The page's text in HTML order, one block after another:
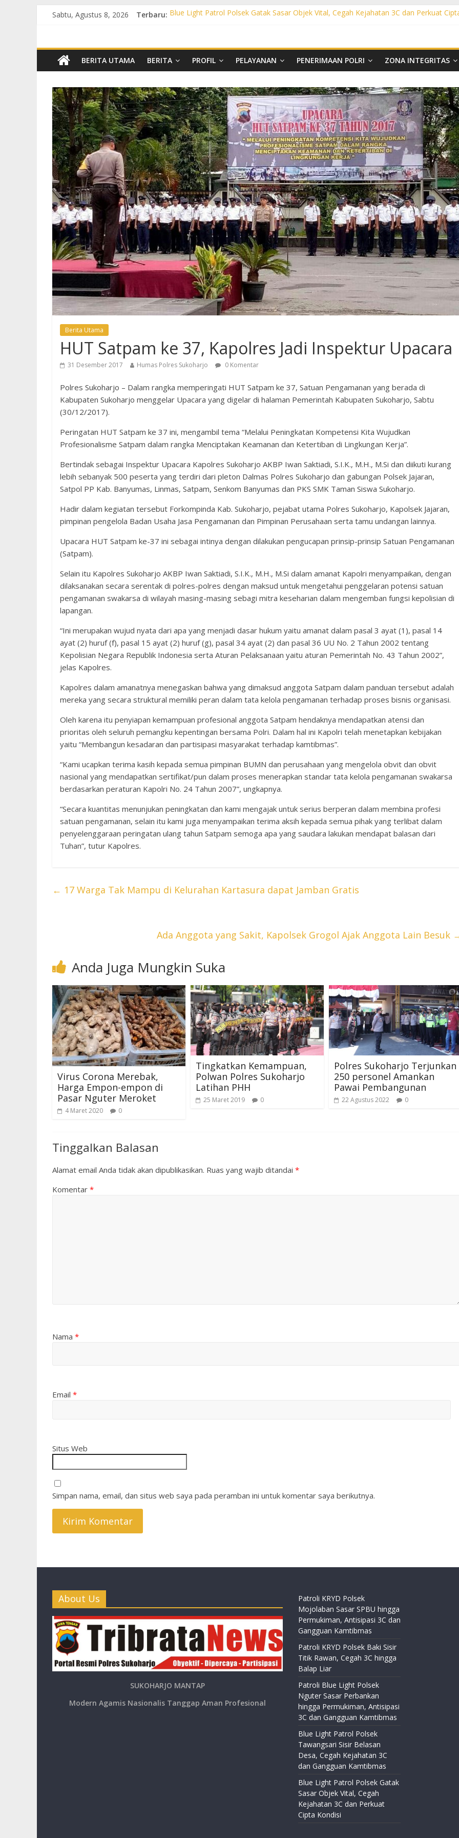
Sabtu, Agustus 8, 2026 Terbaru: Blue Light Patrol Polsek Gatak Sasar Objek Vital, Cegah Kejahatan 3C dan Perkuat
Patroli Blue Light Polsek Nguter Sasar Perbankan hingga Permukiman, Antisipasi 3C
Blue Light Patrol Polsek Tawangsari Sisir Belasan Desa, Cegah Kejahatan 3C dan
BERITA UTAMA BERITA PROFIL PELAYANAN PENERIMAAN POLRI ZONA INTEGRITAS
Berita Utama
HUT Satpam ke 37, Kapolres Jadi Inspektur Upacara
31 Desember 2017 Humas Polres Sukoharjo 0 Komentar
Polres Sukoharjo – Dalam rangka memperingati HUT Satpam ke 37, Satuan Pengamanan yang berada di
Kabupaten Sukoharjo menggelar Upacara yang digelar di halaman Pemerintah Kabupaten Sukoharjo, Sabtu
(30/12/2017).
Peringatan HUT Satpam ke 37 ini, mengambil tema “Melalui Peningkatan Kompetensi Kita Wujudkan
Profesionalisme Satpam dalam rangka Menciptakan Keamanan dan Ketertiban di Lingkungan Kerja”.
Bertindak sebagai Inspektur Upacara Kapolres Sukoharjo AKBP Iwan Saktiadi, S.I.K., M.H., M.Si dan diikuti kurang
lebih sebanyak 500 peserta yang terdiri dari pleton Dalmas Polres Sukoharjo dan gabungan Polsek Jajaran,
Satpol PP Kab. Banyumas, Linmas, Satpam, Senkom Banyumas dan PKS SMK Taman Siswa Sukoharjo.
Hadir dalam kegiatan tersebut Forkompinda Kab. Sukoharjo, pejabat utama Polres Sukoharjo, Kapolsek Jajaran,
pimpinan pengelola Badan Usaha Jasa Pengamanan dan Pimpinan Perusahaan serta tamu undangan lainnya.
Upacara HUT Satpam ke-37 ini sebagai intinya dengan dilakukan pengucapan prinsip-prinsip Satuan Pengamanan
(Satpam).
Selain itu Kapolres Sukoharjo AKBP Iwan Saktiadi, S.I.K., M.H., M.Si dalam amanat Kapolri menyampaikan, dengan
dilaksanakan secara serentak di polres-polres dengan maksud untuk mengetahui penggelaran potensi satuan
pengamanan swakarsa di wilayah masing-masing sebagi mitra keseharian dalam mengemban fungsi kepolisian di
lapangan.
“Ini merupakan wujud nyata dari apa yang menjadi dasar hukum yaitu amanat dalam pasal 3 ayat (1), pasal 14
ayat (2) huruf (f), pasal 15 ayat (2) huruf (g), pasal 34 ayat (2) dan pasal 36 UU No. 2 Tahun 2002 tentang
Kepolisian Negara Republik Indonesia serta Aturan Pelaksanaan yaitu aturan Pemerintah No. 43 Tahun 2002”,
jelas Kapolres.
Kapolres dalam amanatnya menegaskan bahwa yang dimaksud anggota Satpam dalam panduan tersebut adalah
mereka yang secara struktural memiliki peran dalam tata kelola pengamanan terhadap proses bisnis organisasi.
Oleh karena itu penyiapan kemampuan profesional anggota Satpam hendaknya mendapatkan atensi dan
prioritas oleh seluruh pemangku kepentingan bersama Polri. Dalam hal ini Kapolri telah menetapkan kebijakan
yaitu “Membangun kesadaran dan partisipasi masyarakat terhadap kamtibmas”.
“Kami ucapkan terima kasih kepada semua pimpinan BUMN dan perusahaan yang mengelola obvit dan obvit
nasional yang mendapatkan sertifikat/pun dalam proses menerapkan standar tata kelola pengamanan swakarsa
berdasarkan peraturan Kapolri No. 24 Tahun 2007”, ungkapnya.
“Secara kuantitas menunjukan peningkatan dan kami mengajak untuk serius berperan dalam membina profesi
satuan pengamanan, selain itu kami juga menyampaikan terima aksih kepada semua pihak yang terlibat dalam
penyelenggaraan peringatan ulang tahun Satpam semoga apa yang saudara lakukan mendapat balasan dari
Tuhan”, tutur Kapolres.
← 17 Warga Tak Mampu di Kelurahan Kartasura dapat Jamban Gratis
Ada Anggota yang Sakit, Kapolsek Grogol Ajak Anggota Lain Besuk
Anda Juga Mungkin Suka
Virus Corona Merebak,
Harga Empon-empon di
Pasar Nguter Meroket
4 Maret 2020 0
Tingkatkan Kemampuan,
Polwan Polres Sukoharjo
Latihan PHH
25 Maret 2019 0
Polres Sukoharjo Terjunkan
250 personel Amankan
Pawai Pembangunan
22 Agustus 2022 0
Tinggalkan Balasan
Alamat email Anda tidak akan dipublikasikan. Ruas yang wajib ditandai *
Komentar *
Nama *
Email *
Situs Web
Simpan nama, email, dan situs web saya pada peramban ini untuk komentar saya berikutnya.
About Us
SUKOHARJO MANTAP
Modern Agamis Nasionalis Tanggap Aman Profesional
Patroli KRYD Polsek
Mojolaban Sasar SPBU hingga
Permukiman, Antisipasi 3C dan
Gangguan Kamtibmas
Patroli KRYD Polsek Baki Sisir
Titik Rawan, Cegah 3C hingga
Balap Liar
Patroli Blue Light Polsek
Nguter Sasar Perbankan
hingga Permukiman, Antisipasi
3C dan Gangguan Kamtibmas
Blue Light Patrol Polsek
Tawangsari Sisir Belasan
Desa, Cegah Kejahatan 3C
dan Gangguan Kamtibmas
Blue Light Patrol Polsek Gatak
Sasar Objek Vital, Cegah
Kejahatan 3C dan Perkuat
Cipta Kondisi